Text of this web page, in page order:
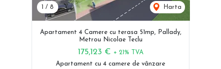
1 / 8 Harta
Apartament 4 Camere cu terasa 51mp, Pallady,
Metrou Nicolae Teclu
175,123 € + 21% TVA
Apartament cu 4 camere de vânzare